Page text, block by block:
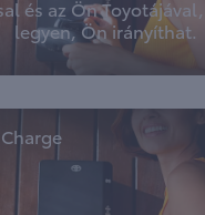
és az Ön
legyen, Ön irányíthat.